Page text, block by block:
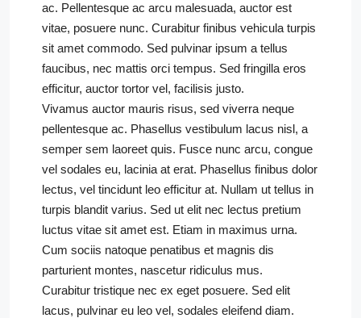
ac. Pellentesque ac arcu malesuada, auctor est
vitae, posuere nunc. Curabitur finibus vehicula turpis
sit amet commodo. Sed pulvinar ipsum a tellus
faucibus, nec mattis orci tempus. Sed fringilla eros
efficitur, auctor tortor vel, facilisis justo.
Vivamus auctor mauris risus, sed viverra neque
pellentesque ac. Phasellus vestibulum lacus nisl, a
semper sem laoreet quis. Fusce nunc arcu, congue
vel sodales eu, lacinia at erat. Phasellus finibus dolor
lectus, vel tincidunt leo efficitur at. Nullam ut tellus in
turpis blandit varius. Sed ut elit nec lectus pretium
luctus vitae sit amet est. Etiam in maximus urna.
Cum sociis natoque penatibus et magnis dis
parturient montes, nascetur ridiculus mus.
Curabitur tristique nec ex eget posuere. Sed elit
lacus, pulvinar eu leo vel, sodales eleifend diam.